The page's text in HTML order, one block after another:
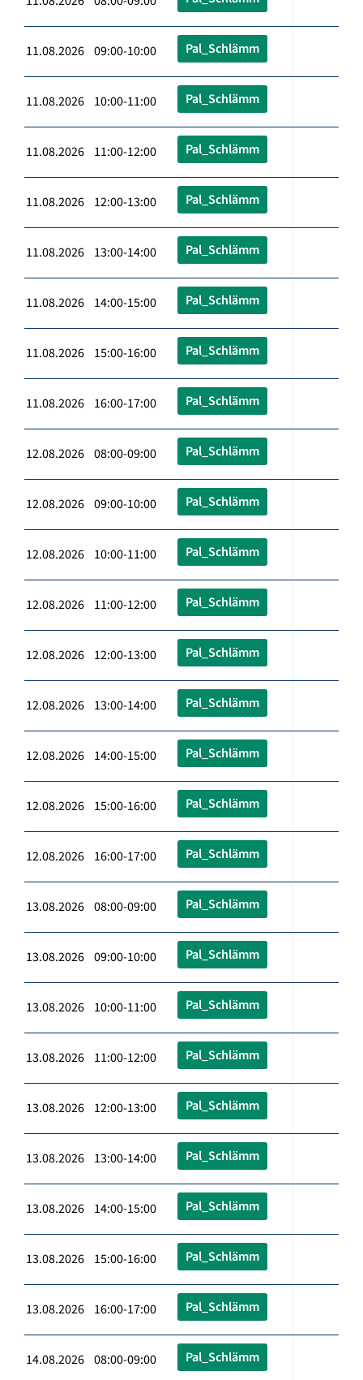
11.08.2026 09:00-10:00 Pal_Schlämm
11.08.2026 10:00-11:00 Pal_Schlämm
11.08.2026 11:00-12:00 Pal_Schlämm
11.08.2026 12:00-13:00 Pal_Schlämm
11.08.2026 13:00-14:00 Pal_Schlämm
11.08.2026 14:00-15:00 Pal_Schlämm
11.08.2026 15:00-16:00 Pal_Schlämm
11.08.2026 16:00-17:00 Pal_Schlämm
12.08.2026 08:00-09:00 Pal_Schlämm
12.08.2026 09:00-10:00 Pal_Schlämm
12.08.2026 10:00-11:00 Pal_Schlämm
12.08.2026 11:00-12:00 Pal_Schlämm
12.08.2026 12:00-13:00 Pal_Schlämm
12.08.2026 13:00-14:00 Pal_Schlämm
12.08.2026 14:00-15:00 Pal_Schlämm
12.08.2026 15:00-16:00 Pal_Schlämm
12.08.2026 16:00-17:00 Pal_Schlämm
13.08.2026 08:00-09:00 Pal_Schlämm
13.08.2026 09:00-10:00 Pal_Schlämm
13.08.2026 10:00-11:00 Pal_Schlämm
13.08.2026 11:00-12:00 Pal_Schlämm
13.08.2026 12:00-13:00 Pal_Schlämm
13.08.2026 13:00-14:00 Pal_Schlämm
13.08.2026 14:00-15:00 Pal_Schlämm
13.08.2026 15:00-16:00 Pal_Schlämm
13.08.2026 16:00-17:00 Pal_Schlämm
14.08.2026 08:00-09:00 Pal_Schlämm